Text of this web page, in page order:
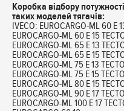
Коробка відбору
таких моделей тягачів:
IVECO: EUROCARGO-ML 60 E
EUROCARGO-ML 60 E 15
EUROCARGO-ML 65 E 13
EUROCARGO-ML 65 E 15
EUROCARGO-ML 75 E 13
EUROCARGO-ML 75 E 15
EUROCARGO-ML 80 E 15
EUROCARGO-ML 90 E 17
EUROCARGO-ML 100 E 17